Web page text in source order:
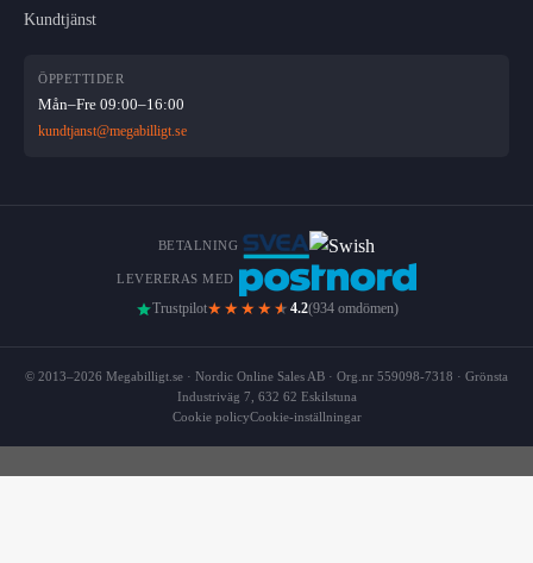
Kundtjänst
ÖPPETTIDER
Mån–Fre 09:00–16:00
kundtjanst@megabilligt.se
BETALNING
LEVERERAS MED
Trustpilot★★★★ ★ 4.2(934 omdömen)
© 2013–2026 Megabilligt.se · Nordic Online Sales AB · Org.nr 559098-7318 · Grönsta
Industriväg 7, 632 62 Eskilstuna
Cookie policyCookie-inställningar